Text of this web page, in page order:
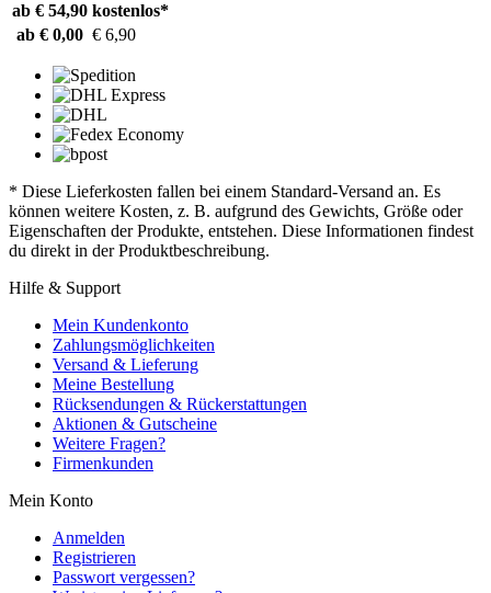
ab € 54,90 kostenlos*
ab € 0,00 € 6,90
* Diese Lieferkosten fallen bei einem Standard-Versand an. Es
können weitere Kosten, z. B. aufgrund des Gewichts, Größe oder
Eigenschaften der Produkte, entstehen. Diese Informationen findest
du direkt in der Produktbeschreibung.
Hilfe & Support
Mein Kundenkonto
Zahlungsmöglichkeiten
Versand & Lieferung
Meine Bestellung
Rücksendungen & Rückerstattungen
Aktionen & Gutscheine
Weitere Fragen?
Firmenkunden
Mein Konto
Anmelden
Registrieren
Passwort vergessen?